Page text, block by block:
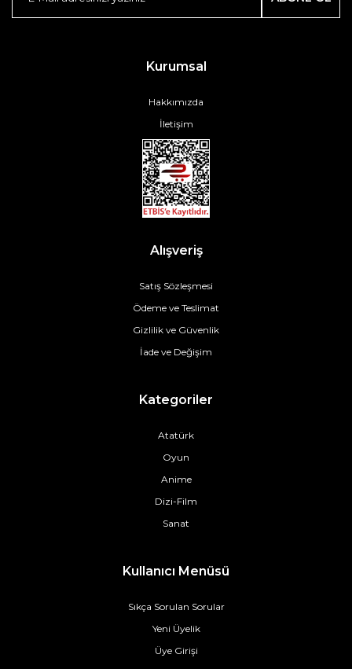
Kurumsal
Hakkımızda
İletişim
Alışveriş
Satış Sözleşmesi
Ödeme ve Teslimat
Gizlilik ve Güvenlik
İade ve Değişim
Kategoriler
Atatürk
Oyun
Anime
Dizi-Film
Sanat
Kullanıcı Menüsü
Sıkça Sorulan Sorular
Yeni Üyelik
Üye Girişi